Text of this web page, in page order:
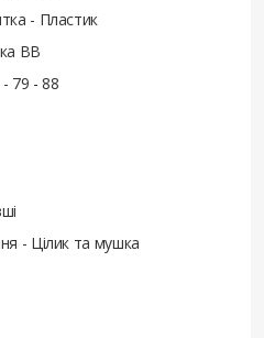
- Пластик
ВВ
79 - 88
- Цілик та мушка